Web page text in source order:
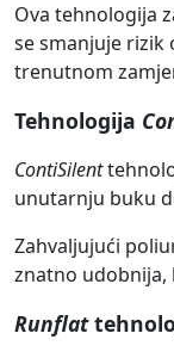
Ova tehnologija
se smanjuje rizik
trenutnom
Tehnologija
ContiSilent
unutarnju buku
Zahvaljujući
znatno udobnija,
Runflat